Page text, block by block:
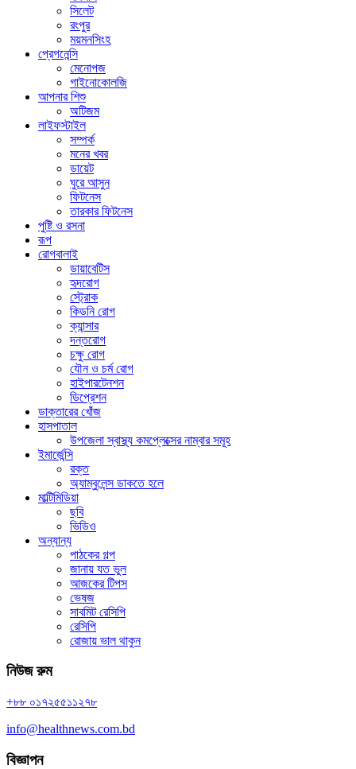
সিলেট
রংপুর
ময়মনসিংহ
প্রেগনেন্সি
মেনোপজ
গাইনোকোলজি
আপনার শিশু
অটিজম
লাইফস্টাইল
সম্পর্ক
মনের খবর
ডায়েট
ঘুরে আসুন
ফিটনেস
তারকার ফিটনেস
পুষ্টি ও রসনা
রূপ
রোগবালাই
ডায়াবেটিস
হৃদরোগ
স্ট্রোক
কিডনি রোগ
ক্যান্সার
দন্তরোগ
চক্ষু রোগ
যৌন ও চর্ম রোগ
হাইপারটেনশন
ডিপ্রেশন
ডাক্তারের খোঁজ
হাসপাতাল
উপজেলা স্বাস্থ্য কমপ্লেক্সের নাম্বার সমূহ
ইমার্জেন্সি
রক্ত
অ্যাম্বুলেন্স ডাকতে হলে
মাল্টিমিডিয়া
ছবি
ভিডিও
অন্যান্য
পাঠকের গল্প
জানায় যত ভুল
আজকের টিপস
ভেষজ
সাবমিট রেসিপি
রেসিপি
রোজায় ভাল থাকুন
নিউজ রুম
+৮৮ ০১৭২৫৫১১২৭৮
info@healthnews.com.bd
বিজ্ঞাপন